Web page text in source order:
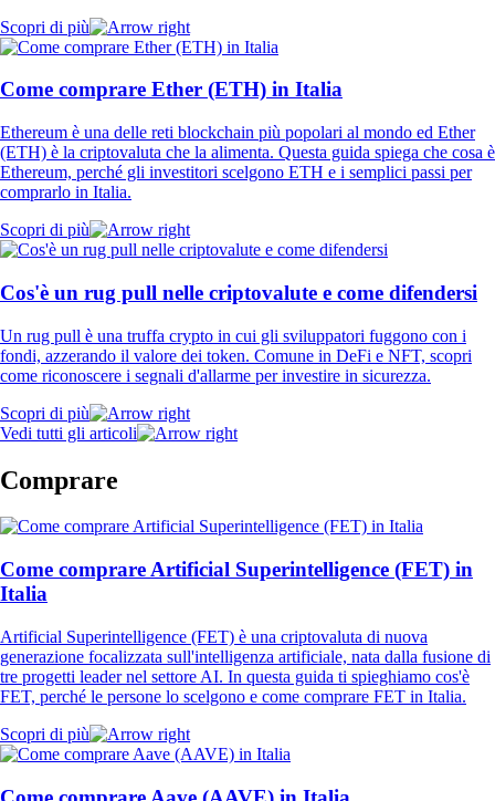
Scopri di più
Come comprare Ether (ETH) in Italia
Ethereum è una delle reti blockchain più popolari al mondo ed Ether
(ETH) è la criptovaluta che la alimenta. Questa guida spiega che cosa è
Ethereum, perché gli investitori scelgono ETH e i semplici passi per
comprarlo in Italia.
Scopri di più
Cos'è un rug pull nelle criptovalute e come difendersi
Un rug pull è una truffa crypto in cui gli sviluppatori fuggono con i
fondi, azzerando il valore dei token. Comune in DeFi e NFT, scopri
come riconoscere i segnali d'allarme per investire in sicurezza.
Scopri di più
Vedi tutti gli articoli
Comprare
Come comprare Artificial Superintelligence (FET) in
Italia
Artificial Superintelligence (FET) è una criptovaluta di nuova
generazione focalizzata sull'intelligenza artificiale, nata dalla fusione di
tre progetti leader nel settore AI. In questa guida ti spieghiamo cos'è
FET, perché le persone lo scelgono e come comprare FET in Italia.
Scopri di più